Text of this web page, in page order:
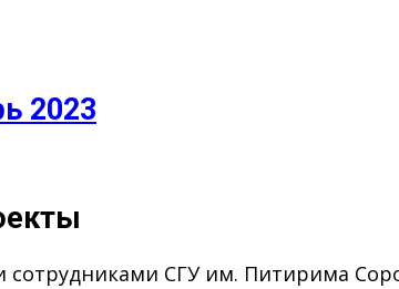
2023
сотрудниками СГУ им. Питирима